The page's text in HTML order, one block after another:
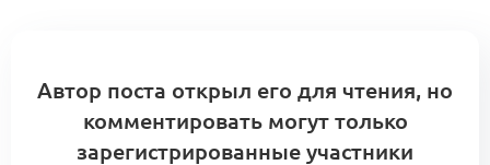
Автор поста открыл его для чтения, но
комментировать могут только
зарегистрированные участники